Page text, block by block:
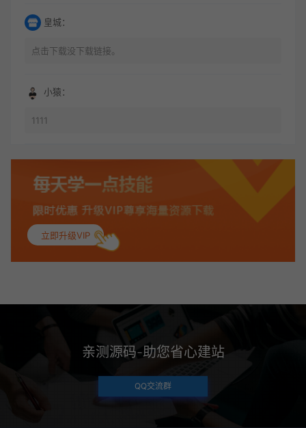
皇城：
点击下载没下载链接。
小猿：
1111
立即升级VIP
亲测源码-助您省心建站
QQ交流群